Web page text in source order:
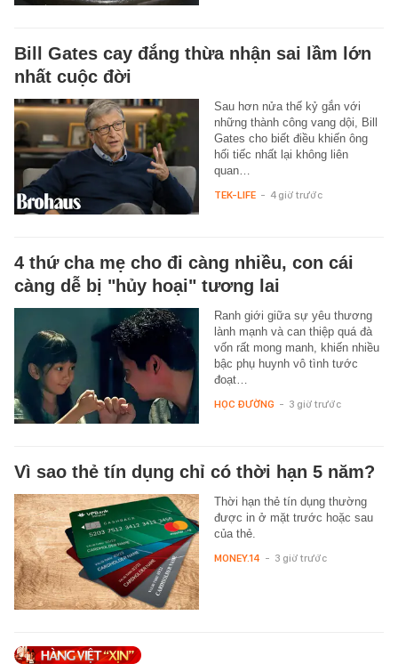
Bill Gates cay đắng thừa nhận sai lầm lớn
nhất cuộc đời
Sau hơn nửa thế kỷ gắn với
những thành công vang dội, Bill
Gates cho biết điều khiến ông
hối tiếc nhất lại không liên
quan…
TEK-LIFE - 4 giờ trước
4 thứ cha mẹ cho đi càng nhiều, con cái
càng dễ bị "hủy hoại" tương lai
Ranh giới giữa sự yêu thương
lành mạnh và can thiệp quá đà
vốn rất mong manh, khiến nhiều
bậc phụ huynh vô tình tước
đoạt…
HỌC ĐƯỜNG - 3 giờ trước
Vì sao thẻ tín dụng chỉ có thời hạn 5 năm?
Thời hạn thẻ tín dụng thường
được in ở mặt trước hoặc sau
của thẻ.
MONEY.14 - 3 giờ trước